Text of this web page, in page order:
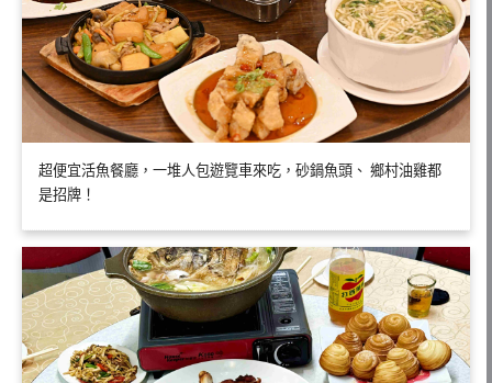
超便宜活魚餐廳，一堆人包遊覽車來吃，砂鍋魚頭、 鄉村油雞都
是招牌！